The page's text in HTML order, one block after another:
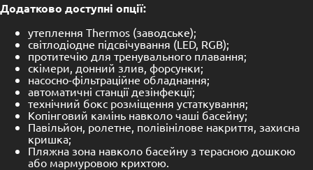
Додатково доступні опції:
утеплення Thermos (заводське);
світлодіодне підсвічування (LED, RGB);
протитечію для тренувального плавання;
скімери, донний злив, форсунки;
насосно-фільтраційне обладнання;
автоматичні станції дезінфекції;
технічний бокс розміщення устаткування;
Копінговий камінь навколо чаші басейну;
Павільйон, ролетне, полівінілове накриття, захисна
кришка;
Пляжна зона навколо басейну з терасною дошкою
або мармуровою крихтою.